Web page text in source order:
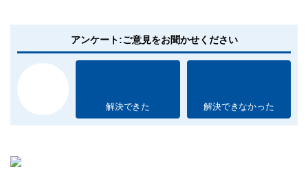
アンケート:ご意見をお聞かせください
解決できた 解決できなかった